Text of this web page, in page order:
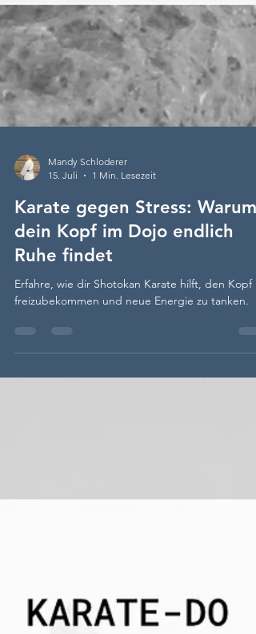
15. Juli
1 Min. Lesezeit
Karate gegen Stress: Warum
dein Kopf im Dojo endlich
Ruhe findet